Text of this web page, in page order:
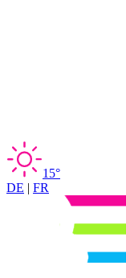
15°
DE | FR